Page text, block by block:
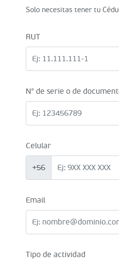
Solo necesitas tener tu
RUT
N° de serie o de
Celular
+56
Email
Tipo de actividad